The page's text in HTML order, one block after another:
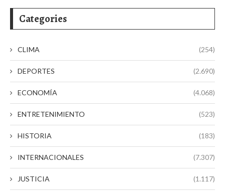
Categories
CLIMA (254)
DEPORTES (2.690)
ECONOMÍA (4.068)
ENTRETENIMIENTO (523)
HISTORIA (183)
INTERNACIONALES (7.307)
JUSTICIA (1.117)